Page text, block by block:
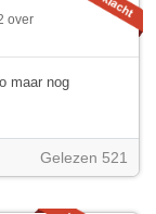
over
maar nog
Gelezen 521